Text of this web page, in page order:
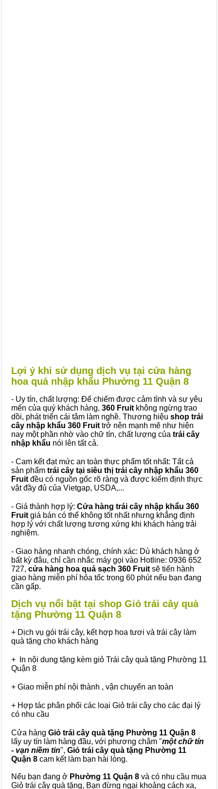
Lợi ý khi sử dụng dịch vụ tại cửa hàng
hoa quả nhập khẩu Phường 11 Quận 8
- Uy tín, chất lượng: Để chiếm được cảm tình và sự yêu
mến của quý khách hàng, 360 Fruit không ngừng trao
dồi, phát triển cái tâm làm nghề. Thương hiệu shop trái
cây nhập khẩu 360 Fruit trở nên mạnh mẽ như hiện
nay một phần nhờ vào chữ tín, chất lượng của trái cây
nhập khẩu nói lên tất cả.
- Cam kết đạt mức an toàn thực phẩm tốt nhất: Tất cả
sản phẩm trái cây tại siêu thị trái cây nhập khẩu 360
Fruit đều có nguồn gốc rõ ràng và được kiểm định thực
vật đầy đủ của Vietgap, USDA,...
- Giá thành hợp lý: Cửa hàng trái cây nhập khẩu 360
Fruit giá bán có thể không tốt nhất nhưng khẳng định
hợp lý với chất lượng tương xứng khi khách hàng trải
nghiệm.
- Giao hàng nhanh chóng, chính xác: Dù khách hàng ở
bất kỳ đâu, chỉ cần nhắc máy gọi vào Hotline: 0936 652
727, cửa hàng hoa quả sạch 360 Fruit sẽ tiến hành
giao hàng miễn phí hỏa tốc trong 60 phút nếu bạn đang
cần gấp.
Dịch vụ nổi bật tại shop Giỏ trái cây quà
tặng Phường 11 Quận 8
+ Dịch vụ gói trái cây, kết hợp hoa tươi và trái cây làm
quà tặng cho khách hàng
+ In nội dung tặng kèm giỏ Trái cây quà tặng Phường 11
Quận 8
+ Giao miễn phí nội thành , vận chuyển an toàn
+ Hợp tác phân phối các loại Giỏ trái cây cho các đại lý
có nhu cầu
Cửa hàng Giỏ trái cây quà tặng Phường 11 Quận 8
lấy uy tín làm hàng đầu, với phương châm "một chữ tín
- vạn niềm tin", Giỏ trái cây quà tặng Phường 11
Quận 8 cam kết làm bạn hài lòng.
Nếu bạn đang ở Phường 11 Quận 8 và có nhu cầu mua
Giỏ trái cây quà tặng, Bạn đừng ngại khoảng cách xa,